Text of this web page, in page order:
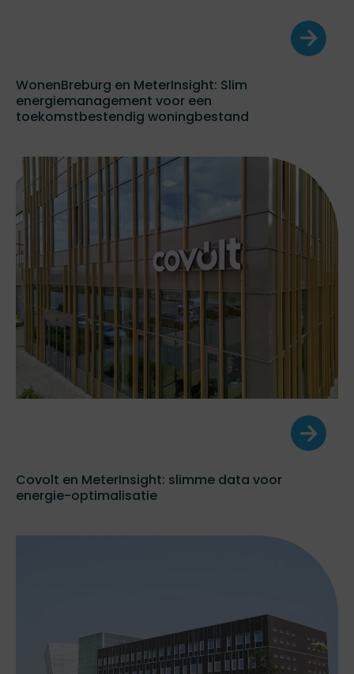
WonenBreburg en MeterInsight: Slim
energiemanagement voor een
toekomstbestendig woningbestand
Covolt en MeterInsight: slimme data voor
energie-optimalisatie